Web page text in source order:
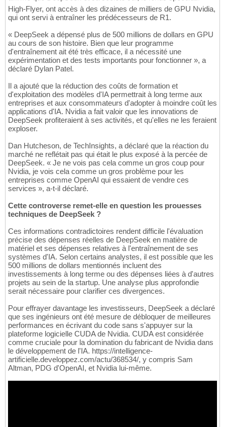
High-Flyer, ont accès à des dizaines de milliers de GPU Nvidia,
qui ont servi à entraîner les prédécesseurs de R1.
« DeepSeek a dépensé plus de 500 millions de dollars en GPU
au cours de son histoire. Bien que leur programme
d'entraînement ait été très efficace, il a nécessité une
expérimentation et des tests importants pour fonctionner », a
déclaré Dylan Patel.
Il a ajouté que la réduction des coûts de formation et
d'exploitation des modèles d'IA permettrait à long terme aux
entreprises et aux consommateurs d'adopter à moindre coût les
applications d'IA. Nvidia a fait valoir que les innovations de
DeepSeek profiteraient à ses activités, et qu'elles ne les feraient
exploser.
Dan Hutcheson, de TechInsights, a déclaré que la réaction du
marché ne reflétait pas qui était le plus exposé à la percée de
DeepSeek. « Je ne vois pas cela comme un gros coup pour
Nvidia, je vois cela comme un gros problème pour les
entreprises comme OpenAI qui essaient de vendre ces
services », a-t-il déclaré.
Cette controverse remet-elle en question les prouesses
techniques de DeepSeek ?
Ces informations contradictoires rendent difficile l'évaluation
précise des dépenses réelles de DeepSeek en matière de
matériel et ses dépenses relatives à l'entraînement de ses
systèmes d'IA. Selon certains analystes, il est possible que les
500 millions de dollars mentionnés incluent des
investissements à long terme ou des dépenses liées à d'autres
projets au sein de la startup. Une analyse plus approfondie
serait nécessaire pour clarifier ces divergences.
Pour effrayer davantage les investisseurs, DeepSeek a déclaré
que ses ingénieurs ont été mesure de débloquer de meilleures
performances en écrivant du code sans s'appuyer sur la
plateforme logicielle CUDA de Nvidia. CUDA est considérée
comme cruciale pour la domination du fabricant de Nvidia dans
le développement de l'IA. https://intelligence-
artificielle.developpez.com/actu/368534/, y compris Sam
Altman, PDG d'OpenAI, et Nvidia lui-même.